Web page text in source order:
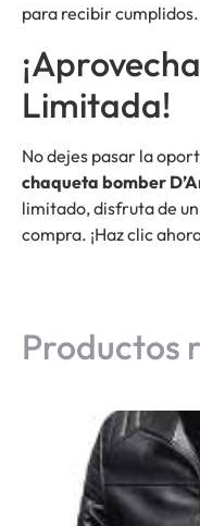
para recibir cumplidos.
Limitada!
No dejes pasar la
chaqueta bomber
limitado, disfruta de un
compra. ¡Haz clic
Productos